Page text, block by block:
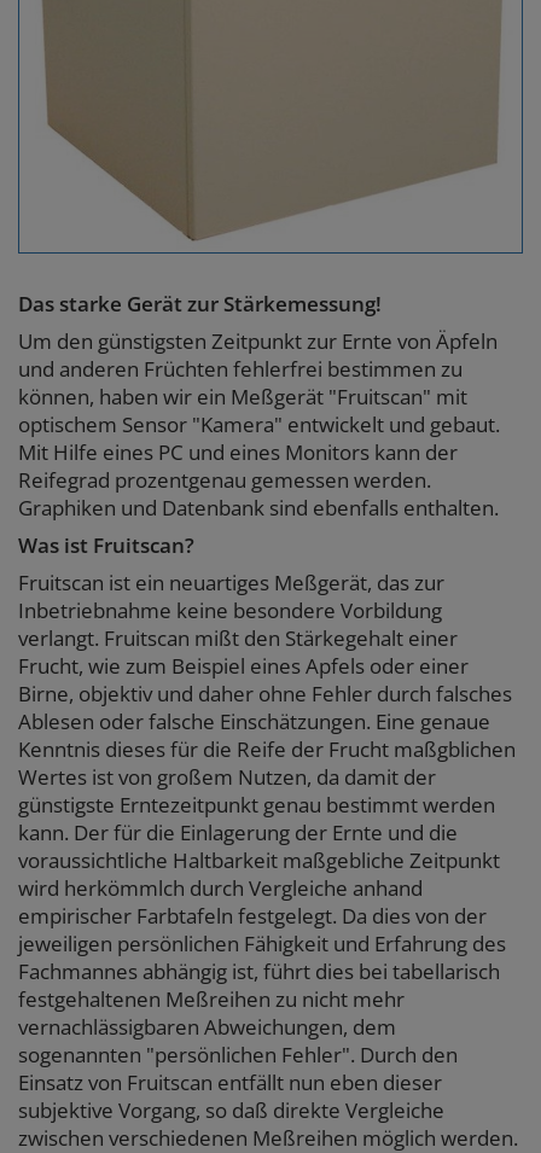
Das starke Gerät zur Stärkemessung!
Um den günstigsten Zeitpunkt zur Ernte von Äpfeln
und anderen Früchten fehlerfrei bestimmen zu
können, haben wir ein Meßgerät "Fruitscan" mit
optischem Sensor "Kamera" entwickelt und gebaut.
Mit Hilfe eines PC und eines Monitors kann der
Reifegrad prozentgenau gemessen werden.
Graphiken und Datenbank sind ebenfalls enthalten.
Was ist Fruitscan?
Fruitscan ist ein neuartiges Meßgerät, das zur
Inbetriebnahme keine besondere Vorbildung
verlangt. Fruitscan mißt den Stärkegehalt einer
Frucht, wie zum Beispiel eines Apfels oder einer
Birne, objektiv und daher ohne Fehler durch falsches
Ablesen oder falsche Einschätzungen. Eine genaue
Kenntnis dieses für die Reife der Frucht maßgblichen
Wertes ist von großem Nutzen, da damit der
günstigste Erntezeitpunkt genau bestimmt werden
kann. Der für die Einlagerung der Ernte und die
voraussichtliche Haltbarkeit maßgebliche Zeitpunkt
wird herkömmlch durch Vergleiche anhand
empirischer Farbtafeln festgelegt. Da dies von der
jeweiligen persönlichen Fähigkeit und Erfahrung des
Fachmannes abhängig ist, führt dies bei tabellarisch
festgehaltenen Meßreihen zu nicht mehr
vernachlässigbaren Abweichungen, dem
sogenannten "persönlichen Fehler". Durch den
Einsatz von Fruitscan entfällt nun eben dieser
subjektive Vorgang, so daß direkte Vergleiche
zwischen verschiedenen Meßreihen möglich werden.